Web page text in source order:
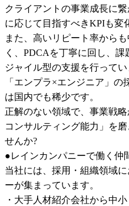
クライアントの事業成長に
に応じて目指すべきKPIも変
また、高いリピート率から
く、PDCAを丁寧に回し、
ジャイル型の支援を行ってい
「エンプラ×エンジニア」の
は国内でも稀少です。
正解のない領域で、事業戦
コンサルティング能力」を
せんか?
●レインカンパニーで働く仲
当社には、採用・組織領域
ーが集まっています。
・大手人材紹介会社から中